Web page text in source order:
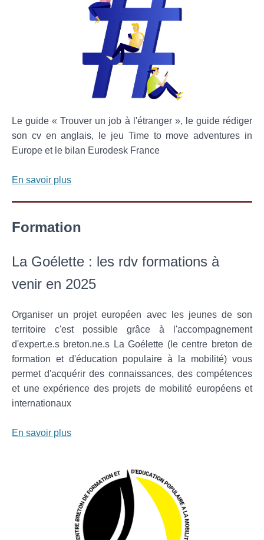
Le guide « Trouver un job à l'étranger », le guide rédiger
son cv en anglais, le jeu Time to move adventures in
Europe et le bilan Eurodesk France
En savoir plus
Formation
La Goélette : les rdv formations à
venir en 2025
Organiser un projet européen avec les jeunes de son
territoire c'est possible grâce à l'accompagnement
d'expert.e.s breton.ne.s La Goélette (le centre breton de
formation et d'éducation populaire à la mobilité) vous
permet d'acquérir des connaissances, des compétences
et une expérience des projets de mobilité européens et
internationaux
En savoir plus